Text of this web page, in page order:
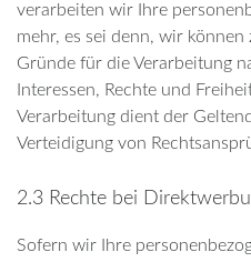
verarbeiten wir Ihre
mehr, es sei denn, wir
Gründe für die Verarbeitung
Interessen, Rechte und
Verarbeitung dient der
Verteidigung von
2.3 Rechte bei
Sofern wir Ihre